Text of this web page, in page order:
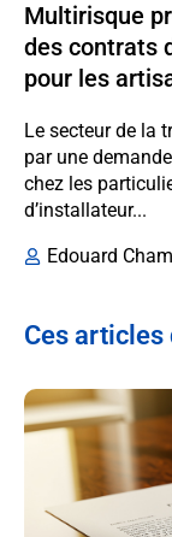
Multirisque
des contrats
pour les
Le secteur de la
par une
chez les
d’installateur...
Edouard
Ces articles